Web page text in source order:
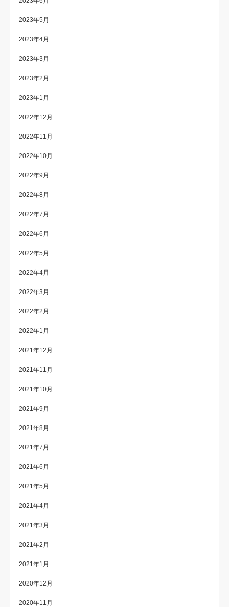
2023年5月
2023年4月
2023年3月
2023年2月
2023年1月
2022年12月
2022年11月
2022年10月
2022年9月
2022年8月
2022年7月
2022年6月
2022年5月
2022年4月
2022年3月
2022年2月
2022年1月
2021年12月
2021年11月
2021年10月
2021年9月
2021年8月
2021年7月
2021年6月
2021年5月
2021年4月
2021年3月
2021年2月
2021年1月
2020年12月
2020年11月